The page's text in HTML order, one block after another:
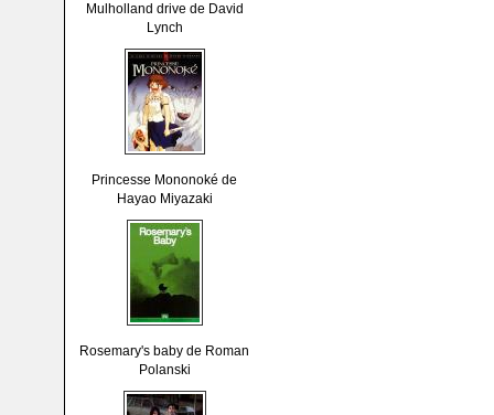
Mulholland drive de David
Lynch
Princesse Mononoké de
Hayao Miyazaki
Rosemary's baby de Roman
Polanski